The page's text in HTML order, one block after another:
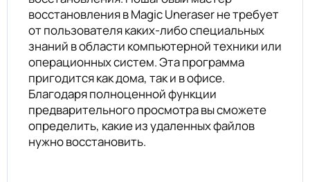
восстановления в Magic Uneraser не требует
от пользователя каких-либо специальных
знаний в области компьютерной техники или
операционных систем. Эта программа
пригодится как дома, так и в офисе.
Благодаря полноценной функции
предварительного просмотра вы сможете
определить, какие из удаленных файлов
нужно восстановить.